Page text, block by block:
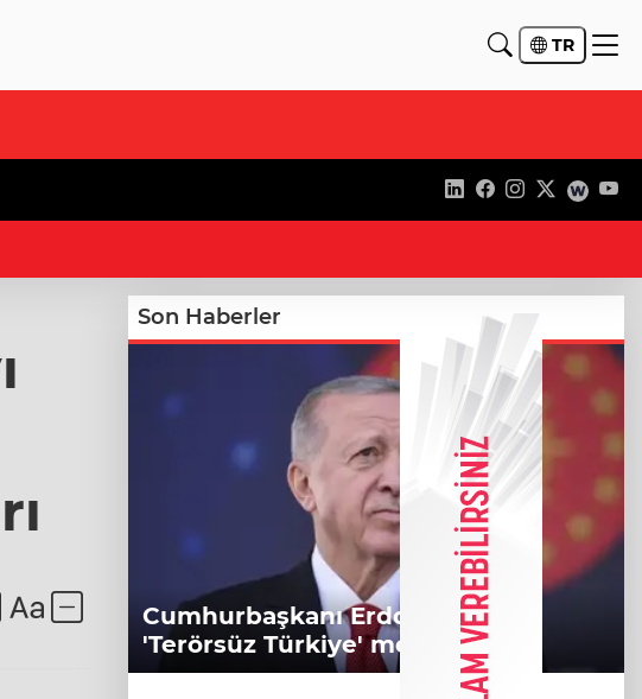
TR
Son Haberler
Cumhurbaşkanı Erdoğan’dan
'Terörsüz Türkiye' mesajı